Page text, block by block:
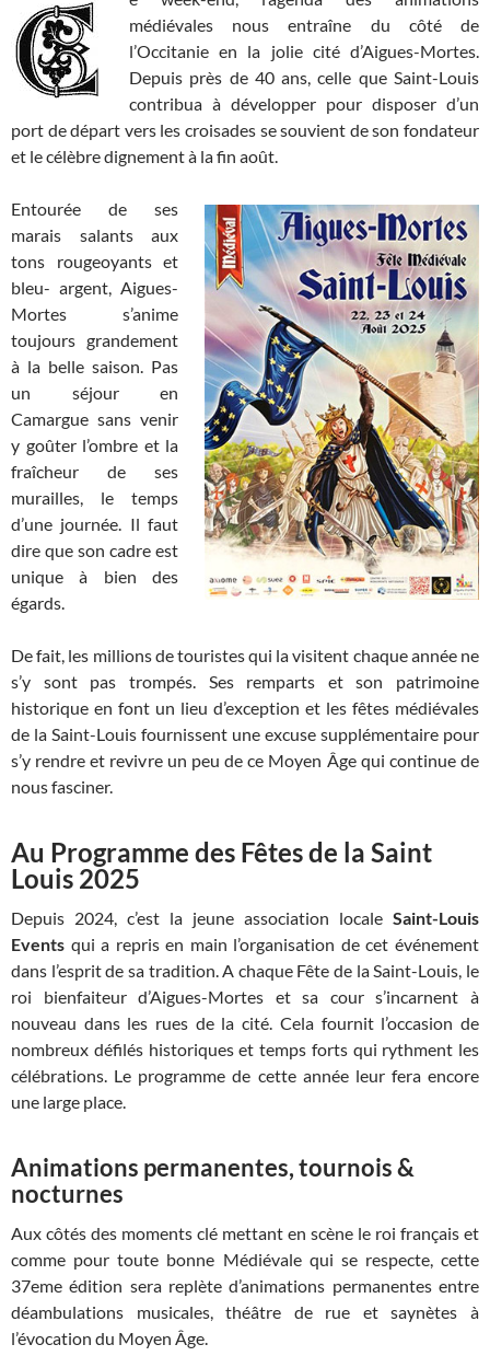
médiévales nous entraîne du côté de
l’Occitanie en la jolie cité d’Aigues-Mortes.
Depuis près de 40 ans, celle que Saint-Louis
contribua à développer pour disposer d’un
port de départ vers les croisades se souvient de son fondateur
et le célèbre dignement à la fin août.
Entourée de ses
marais salants aux
tons rougeoyants et
bleu- argent, Aigues-
Mortes s’anime
toujours grandement
à la belle saison. Pas
un séjour en
Camargue sans venir
y goûter l’ombre et la
fraîcheur de ses
murailles, le temps
d’une journée. Il faut
dire que son cadre est
unique à bien des
égards.
De fait, les millions de touristes qui la visitent chaque année ne
s’y sont pas trompés. Ses remparts et son patrimoine
historique en font un lieu d’exception et les fêtes médiévales
de la Saint-Louis fournissent une excuse supplémentaire pour
s’y rendre et revivre un peu de ce Moyen Âge qui continue de
nous fasciner.
Au Programme des Fêtes de la Saint
Louis 2025
Depuis 2024, c’est la jeune association locale Saint-Louis
Events qui a repris en main l’organisation de cet événement
dans l’esprit de sa tradition. A chaque Fête de la Saint-Louis, le
roi bienfaiteur d’Aigues-Mortes et sa cour s’incarnent à
nouveau dans les rues de la cité. Cela fournit l’occasion de
nombreux défilés historiques et temps forts qui rythment les
célébrations. Le programme de cette année leur fera encore
une large place.
Animations permanentes, tournois &
nocturnes
Aux côtés des moments clé mettant en scène le roi français et
comme pour toute bonne Médiévale qui se respecte, cette
37eme édition sera replète d’animations permanentes entre
déambulations musicales, théâtre de rue et saynètes à
l’évocation du Moyen Âge.